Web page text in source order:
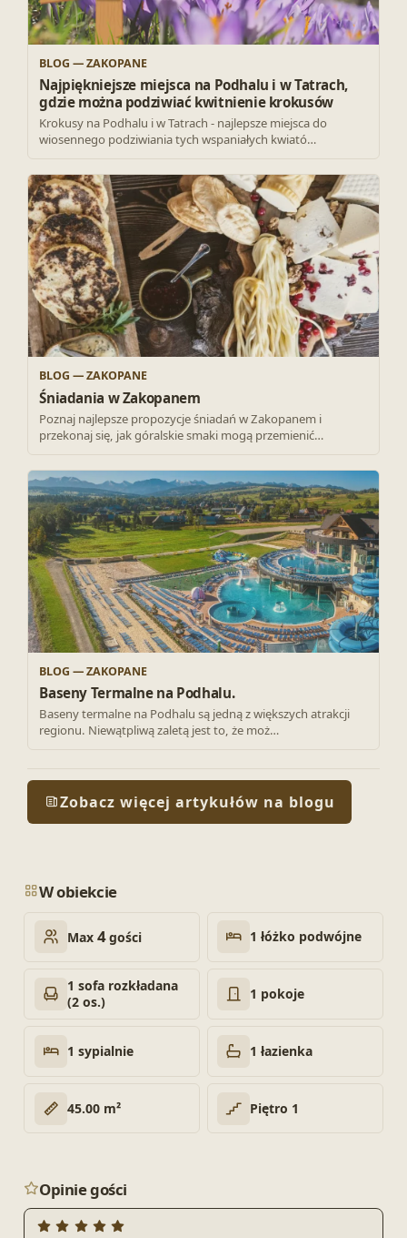
BLOG — ZAKOPANE
Najpiękniejsze miejsca na Podhalu i w Tatrach,
gdzie można podziwiać kwitnienie krokusów
Krokusy na Podhalu i w Tatrach - najlepsze miejsca do
wiosennego podziwiania tych wspaniałych kwiató…
BLOG — ZAKOPANE
Śniadania w Zakopanem
Poznaj najlepsze propozycje śniadań w Zakopanem i
przekonaj się, jak góralskie smaki mogą przemienić…
BLOG — ZAKOPANE
Baseny Termalne na Podhalu.
Baseny termalne na Podhalu są jedną z większych atrakcji
regionu. Niewątpliwą zaletą jest to, że moż…
Zobacz więcej artykułów na blogu
W obiekcie
Max 4gości 1 łóżko podwójne
1 sofa rozkładana
(2 os.)
1 pokoje
1 sypialnie 1 łazienka
45.00 m² Piętro 1
Opinie gości